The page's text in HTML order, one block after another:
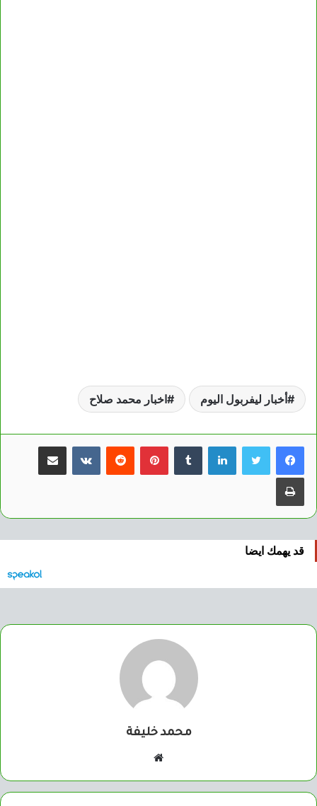
أخبار ليفربول اليوم اخبار محمد صلاح
لينكدإن بينتيريست مشاركة عبر البريد
طباعة
قد يهمك ايضا
محمد خليفة